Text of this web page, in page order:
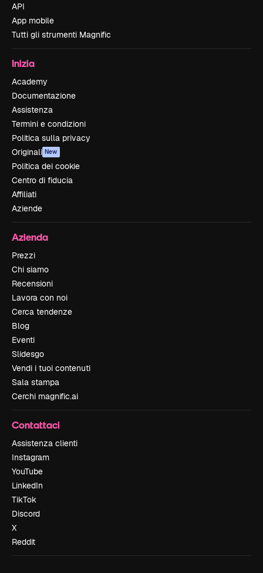
API
App mobile
Tutti gli strumenti Magnific
Inizia
Academy
Documentazione
Assistenza
Termini e condizioni
Politica sulla privacy
Originali New
Politica dei cookie
Centro di fiducia
Affiliati
Aziende
Azienda
Prezzi
Chi siamo
Recensioni
Lavora con noi
Cerca tendenze
Blog
Eventi
Slidesgo
Vendi i tuoi contenuti
Sala stampa
Cerchi magnific.ai
Contattaci
Assistenza clienti
Instagram
YouTube
LinkedIn
TikTok
Discord
X
Reddit